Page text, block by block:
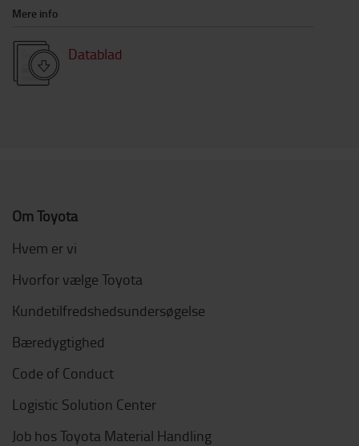
Mere info
Datablad
Om Toyota
Hvem er vi
Hvorfor vælge Toyota
Kundetilfredshedsundersøgelse
Bæredygtighed
Code of Conduct
Logistic Solution Center
Job hos Toyota Material Handling